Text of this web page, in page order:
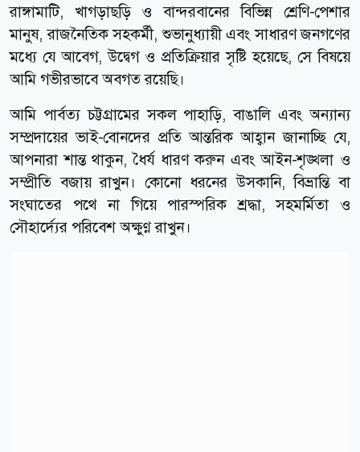
রাঙ্গামাটি, খাগড়াছড়ি ও বান্দরবানের বিভিন্ন শ্রেণি-পেশার
মানুষ, রাজনৈতিক সহকর্মী, শুভানুধ্যায়ী এবং সাধারণ জনগণের
মধ্যে যে আবেগ, উদ্বেগ ও প্রতিক্রিয়ার সৃষ্টি হয়েছে, সে বিষয়ে
আমি গভীরভাবে অবগত রয়েছি।
আমি পার্বত্য চট্টগ্রামের সকল পাহাড়ি, বাঙালি এবং অন্যান্য
সম্প্রদায়ের ভাই-বোনদের প্রতি আন্তরিক আহ্বান জানাচ্ছি যে,
আপনারা শান্ত থাকুন, ধৈর্য ধারণ করুন এবং আইন-শৃঙ্খলা ও
সম্প্রীতি বজায় রাখুন। কোনো ধরনের উসকানি, বিভ্রান্তি বা
সংঘাতের পথে না গিয়ে পারস্পরিক শ্রদ্ধা, সহমর্মিতা ও
সৌহার্দ্যের পরিবেশ অক্ষুণ্ণ রাখুন।